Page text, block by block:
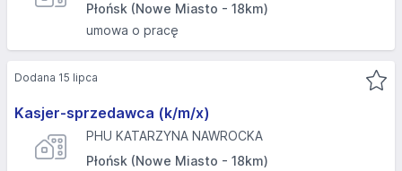
Płońsk (Nowe Miasto - 18km)
umowa o pracę
Kasjer-sprzedawca (k/m/x)
PHU KATARZYNA NAWROCKA
Płońsk (Nowe Miasto - 18km)
Dodana 15 lipca